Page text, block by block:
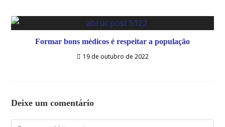
Formar bons médicos é respeitar a população
19 de outubro de 2022
Deixe um comentário